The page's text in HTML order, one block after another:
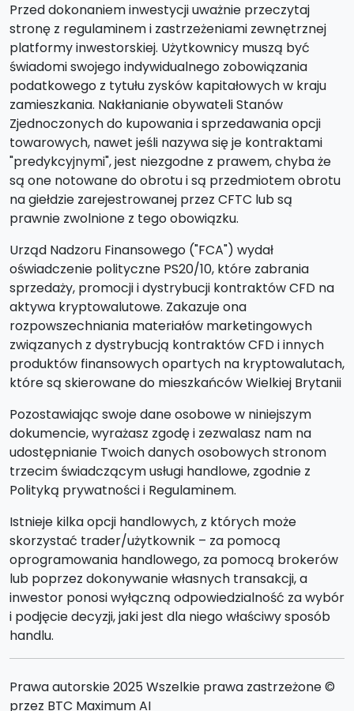
Przed dokonaniem inwestycji uważnie przeczytaj
stronę z regulaminem i zastrzeżeniami zewnętrznej
platformy inwestorskiej. Użytkownicy muszą być
świadomi swojego indywidualnego zobowiązania
podatkowego z tytułu zysków kapitałowych w kraju
zamieszkania. Nakłanianie obywateli Stanów
Zjednoczonych do kupowania i sprzedawania opcji
towarowych, nawet jeśli nazywa się je kontraktami
"predykcyjnymi", jest niezgodne z prawem, chyba że
są one notowane do obrotu i są przedmiotem obrotu
na giełdzie zarejestrowanej przez CFTC lub są
prawnie zwolnione z tego obowiązku.
Urząd Nadzoru Finansowego ("FCA") wydał
oświadczenie polityczne PS20/10, które zabrania
sprzedaży, promocji i dystrybucji kontraktów CFD na
aktywa kryptowalutowe. Zakazuje ona
rozpowszechniania materiałów marketingowych
związanych z dystrybucją kontraktów CFD i innych
produktów finansowych opartych na kryptowalutach,
które są skierowane do mieszkańców Wielkiej Brytanii
Pozostawiając swoje dane osobowe w niniejszym
dokumencie, wyrażasz zgodę i zezwalasz nam na
udostępnianie Twoich danych osobowych stronom
trzecim świadczącym usługi handlowe, zgodnie z
Polityką prywatności i Regulaminem.
Istnieje kilka opcji handlowych, z których może
skorzystać trader/użytkownik – za pomocą
oprogramowania handlowego, za pomocą brokerów
lub poprzez dokonywanie własnych transakcji, a
inwestor ponosi wyłączną odpowiedzialność za wybór
i podjęcie decyzji, jaki jest dla niego właściwy sposób
handlu.
Prawa autorskie 2025 Wszelkie prawa zastrzeżone ©
przez BTC Maximum AI